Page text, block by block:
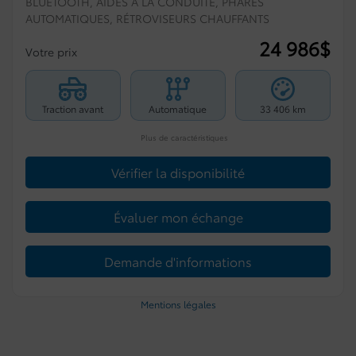
AUTOMATIQUES, RÉTROVISEURS CHAUFFANTS
Votre prix 24 986$
Traction avant Automatique 33 406 km
Plus de caractéristiques
Vérifier la disponibilité
Évaluer mon échange
Demande d'informations
Mentions légales